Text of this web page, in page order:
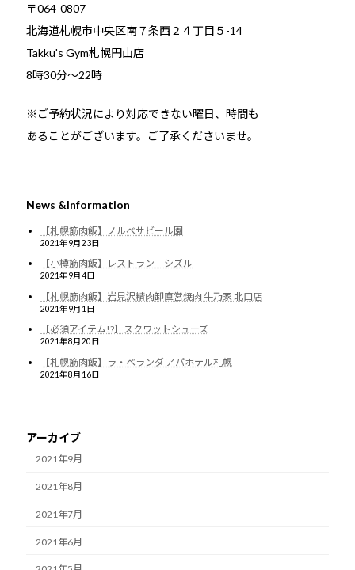
〒064-0807
北海道札幌市中央区南７条西２４丁目５-14
Takku's Gym札幌円山店
8時30分～22時
※ご予約状況により対応できない曜日、時間も
あることがございます。ご了承くださいませ。
News &Information
【札幌筋肉飯】ノルベサビール園
2021年9月23日
【小樽筋肉飯】レストラン シズル
2021年9月4日
【札幌筋肉飯】岩見沢精肉卸直営焼肉 牛乃家 北口店
2021年9月1日
【必須アイテム!?】スクワットシューズ
2021年8月20日
【札幌筋肉飯】ラ・ベランダ アパホテル札幌
2021年8月16日
アーカイブ
2021年9月
2021年8月
2021年7月
2021年6月